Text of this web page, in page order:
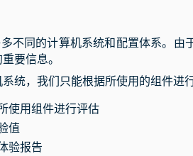
不同的计算机系统和配置体系。
要信息。
统，我们只能根据所使用的组件进
使用组件进行评估
值
验报告